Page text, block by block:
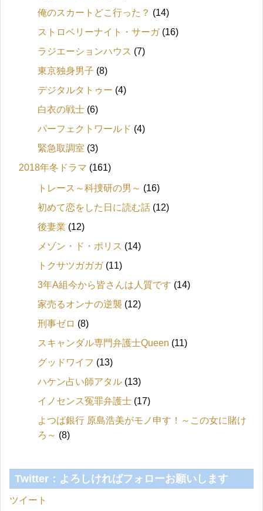
俺のスカートどこ行った？ (14)
ストロベリーナイト・サーガ(16)
ラジエーションハウス (7)
東京独身男子 (8)
デジタルタトゥー (4)
白衣の戦士 (6)
パーフェクトワールド (4)
緊急取調室 (3)
2018年冬ドラマ (161)
トレース～科捜研の男～ (16)
初めて恋をした日に読む話 (12)
後妻業 (12)
メゾン・ド・ポリス (14)
トクサツガガガ(11)
3年A組今から皆さんは人質です (14)
家売るオンナの逆襲 (12)
刑事ゼロ (8)
スキャンダル専門弁護士Queen (11)
グッドワイフ (13)
ハケン占い師アタル (13)
イノセンス冤罪弁護士 (17)
よつば銀行 原島浩美がモノ申す！～この女に賭け
ろ～ (8)
Twitter：よろしければフォローお願いします
ツイート